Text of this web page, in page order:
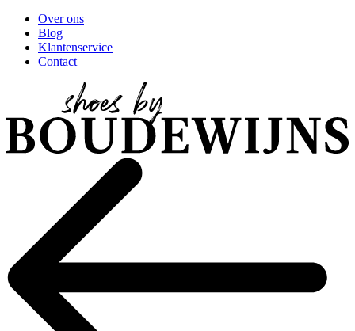
Over ons
Blog
Klantenservice
Contact